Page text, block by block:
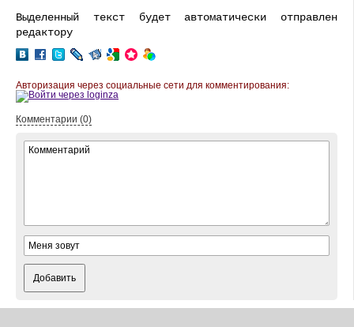
Выделенный текст будет автоматически отправлен
редактору
Авторизация через социальные сети для комментирования:
Комментарии (0)
Добавить